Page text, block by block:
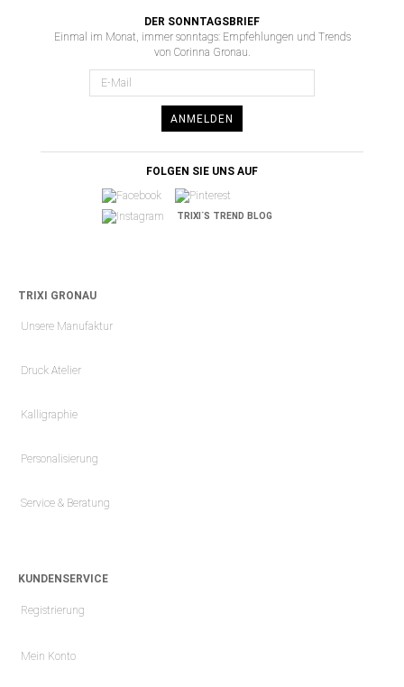
DER SONNTAGSBRIEF
Einmal im Monat, immer sonntags: Empfehlungen und Trends
von Corinna Gronau.
ANMELDEN
FOLGEN SIE UNS AUF
TRIXI´S TREND BLOG
TRIXI GRONAU
Unsere Manufaktur
Druck Atelier
Kalligraphie
Personalisierung
Service & Beratung
KUNDENSERVICE
Registrierung
Mein Konto